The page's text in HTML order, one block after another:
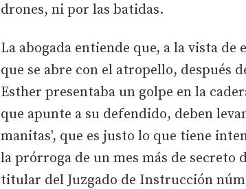
drones, ni por las batidas.
La abogada entiende que, a la vista de
que se abre con el atropello, después
Esther presentaba un golpe en la
que apunte a su defendido, deben
manitas', que es justo lo que tiene
la prórroga de un mes más de secreto
titular del Juzgado de Instrucción